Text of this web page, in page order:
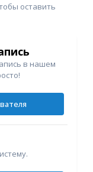
оставить
в нашем